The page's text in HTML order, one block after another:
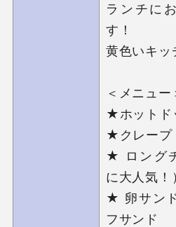
ランチに
す！
黄色いキッ
＜メニュー
★ホットド
★クレープ
★ ロング
に大人気！
★ 卵サン
フサンド